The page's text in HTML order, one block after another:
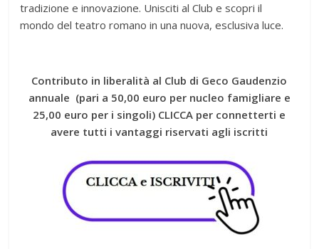
tradizione e innovazione. Unisciti al Club e scopri il
mondo del teatro romano in una nuova, esclusiva luce.
Contributo in liberalità al Club di Geco Gaudenzio
annuale (pari a 50,00 euro per nucleo famigliare e
25,00 euro per i singoli) CLICCA per connetterti e
avere tutti i vantaggi riservati agli iscritti